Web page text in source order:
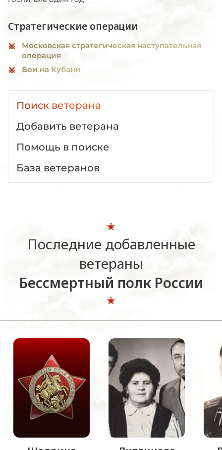
Стратегические операции
Московская стратегическая наступательная
операция
Бои на Кубани
Поиск ветерана
Добавить ветерана
Помощь в поиске
База ветеранов
Последние добавленные
ветераны
Бессмертный полк России